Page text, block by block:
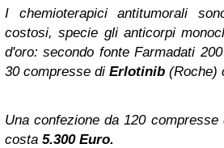
I chemioterapici antitumorali
costosi, specie gli anticorpi
d'oro: secondo fonte Farmadati
30 compresse di Erlotinib (Roche)
Una confezione da 120 compresse
costa 5.300 Euro.